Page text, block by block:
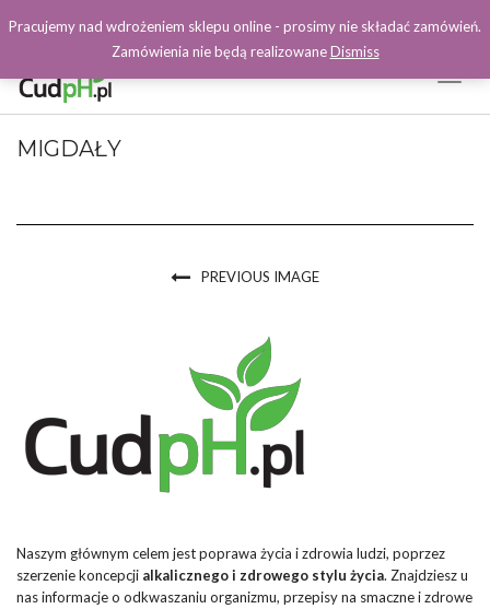
Facebook
MIGDAŁY
PREVIOUS IMAGE
Naszym głównym celem jest poprawa życia i zdrowia ludzi, poprzez
szerzenie koncepcji alkalicznego i zdrowego stylu życia. Znajdziesz u
nas informacje o odkwaszaniu organizmu, przepisy na smaczne i zdrowe
Pracujemy nad wdrożeniem sklepu online - prosimy nie składać zamówień.
Zamówienia nie będą realizowaneDismiss